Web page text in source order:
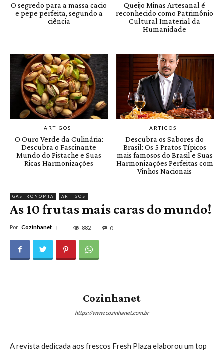
O segredo para a massa cacio
e pepe perfeita, segundo a
ciência
Queijo Minas Artesanal é
reconhecido como Patrimônio
Cultural Imaterial da
Humanidade
ARTIGOS
O Ouro Verde da Culinária:
Descubra o Fascinante
Mundo do Pistache e Suas
Ricas Harmonizações
ARTIGOS
Descubra os Sabores do
Brasil: Os 5 Pratos Típicos
mais famosos do Brasil e Suas
Harmonizações Perfeitas com
Vinhos Nacionais